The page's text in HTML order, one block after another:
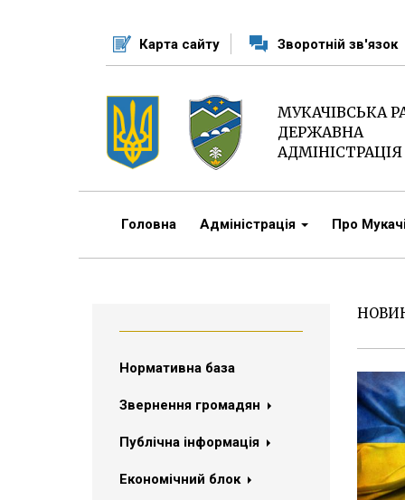
Карта сайту Зворотній зв'язок
МУКАЧІВСЬКА
ДЕРЖАВНА
АДМІНІСТРАЦІЯ
Головна Адміністрація Про
Нормативна база
Звернення громадян
Публічна інформація
Економічний блок